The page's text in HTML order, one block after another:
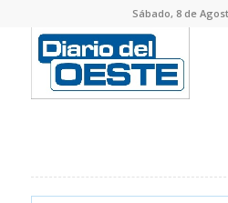
Sábado, 8 de